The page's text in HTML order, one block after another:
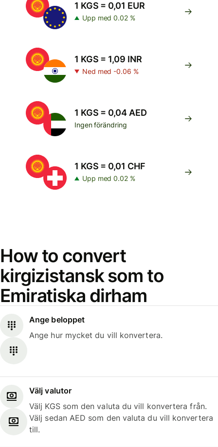
1 KGS = 0,01 EUR
Upp med 0.02 %
1 KGS = 1,09 INR
Ned med -0.06 %
1 KGS = 0,04 AED
Ingen förändring
1 KGS = 0,01 CHF
Upp med 0.02 %
How to convert
kirgizistansk som to
Emiratiska dirham
Ange beloppet
Ange hur mycket du vill konvertera.
Välj valutor
Välj KGS som den valuta du vill konvertera från.
Välj sedan AED som den valuta du vill konvertera
till.